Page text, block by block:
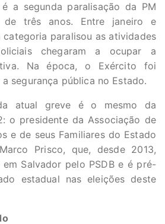
a segunda paralisação da PM
de três anos. Entre janeiro e
paralisou as atividades
chegaram a ocupar a
Na época, o Exército foi
segurança pública no Estado.
atual greve é o mesmo da
o presidente da Associação de
e de seus Familiares do Estado
Prisco, que, desde 2013,
Salvador pelo PSDB e é pré-
estadual nas eleições deste